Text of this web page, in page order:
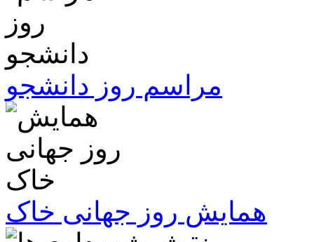
مراسم روز دانشجو
همایش روز جهانی خاک